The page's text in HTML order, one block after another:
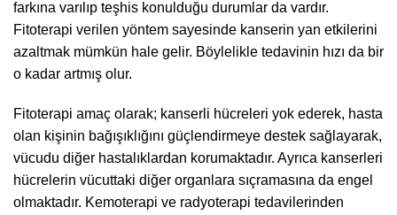
farkına varılıp teşhis konulduğu durumlar da vardır.
Fitoterapi verilen yöntem sayesinde kanserin yan etkilerini
azaltmak mümkün hale gelir. Böylelikle tedavinin hızı da bir
o kadar artmış olur.
Fitoterapi amaç olarak; kanserli hücreleri yok ederek, hasta
olan kişinin bağışıklığını güçlendirmeye destek sağlayarak,
vücudu diğer hastalıklardan korumaktadır. Ayrıca kanserleri
hücrelerin vücuttaki diğer organlara sıçramasına da engel
olmaktadır. Kemoterapi ve radyoterapi tedavilerinden